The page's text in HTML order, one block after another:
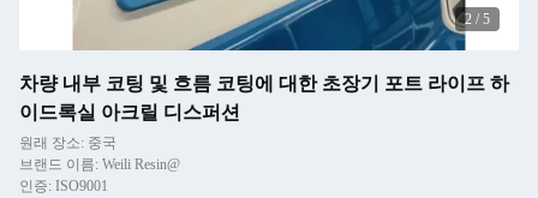
2 / 5
차량 내부 코팅 및 흐름 코팅에 대한 초장기 포트 라이프 하
이드록실 아크릴 디스퍼션
원래 장소: 중국
브랜드 이름: Weili Resin@
인증: ISO9001